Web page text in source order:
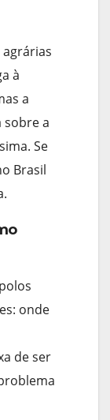
à
a
sobre a
Se
Brasil
onde
de ser